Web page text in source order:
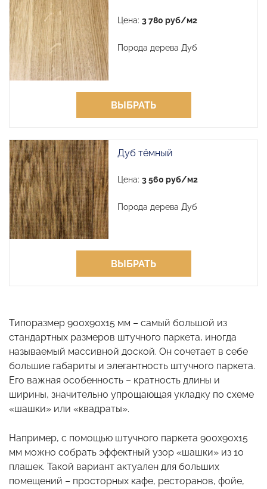
Цена:3 780 руб/м2
Порода дерева Дуб
ВЫБРАТЬ
Дуб тёмный
Цена:3 560 руб/м2
Порода дерева Дуб
ВЫБРАТЬ
Типоразмер 900х90х15 мм – самый большой из
стандартных размеров штучного паркета, иногда
называемый массивной доской. Он сочетает в себе
большие габариты и элегантность штучного паркета.
Его важная особенность – кратность длины и
ширины, значительно упрощающая укладку по схеме
«шашки» или «квадраты».
Например, с помощью штучного паркета 900х90х15
мм можно собрать эффектный узор «шашки» из 10
плашек. Такой вариант актуален для больших
помещений – просторных кафе, ресторанов, фойе,